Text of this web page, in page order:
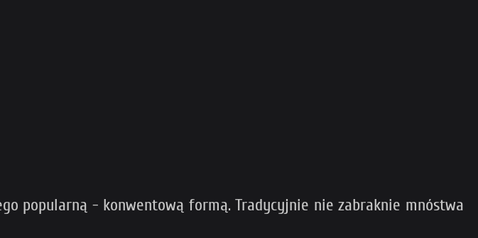
popularną - konwentową formą. Tradycyjnie nie zabraknie mnóstwa